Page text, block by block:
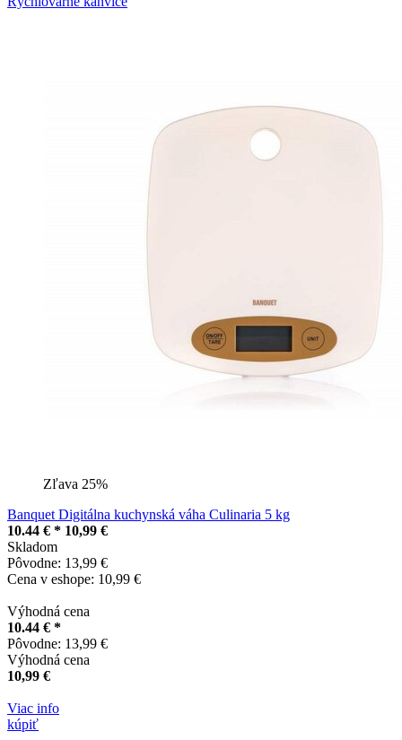
Zľava 25%
Banquet Digitálna kuchynská váha Culinaria 5 kg
10.44 € * 10,99 €
Skladom
Pôvodne: 13,99 €
Cena v eshope: 10,99 €
Výhodná cena
10.44 € *
Pôvodne: 13,99 €
Výhodná cena
10,99 €
Viac info
kúpiť